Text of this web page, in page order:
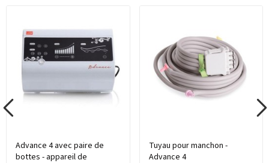
Advance 4 avec paire de
bottes - appareil de
Tuyau pour manchon -
Advance 4